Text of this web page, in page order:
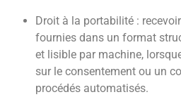
Droit à la portabilité :
fournies dans un format
et lisible par machine,
sur le consentement ou un
procédés automatisés.